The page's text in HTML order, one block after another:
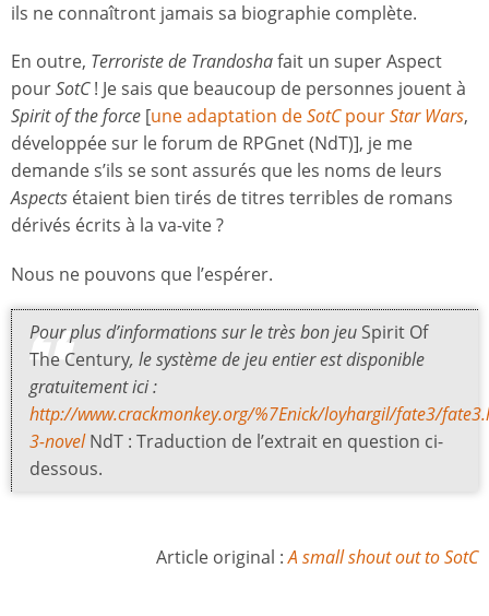
ils ne connaîtront jamais sa biographie complète.
En outre, Terroriste de Trandoshafait un super Aspect
pourSotC! Je sais que beaucoup de personnes jouent à
Spirit of the force [une adaptation deSotCpourStar Wars,
développée sur le forum de RPGnet (NdT)], je me
demande s’ils se sont assurés que les noms de leurs
Aspects étaient bien tirés de titres terribles de romans
dérivés écrits à la va-vite ?
Nous ne pouvons que l’espérer.
Pour plus d’informations sur le très bon jeu Spirit Of
The Century, le système de jeu entier est disponible
gratuitement ici :
http://www.crackmonkey.org/%7Enick/loyhargil/fate3/
3-novel NdT : Traduction de l’extrait en question ci-
dessous.
Article original :A small shout out to SotC